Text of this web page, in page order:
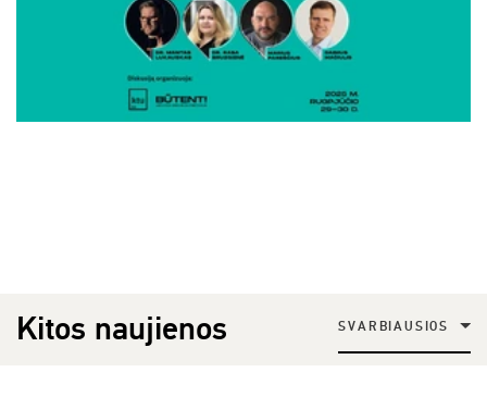
Kitos naujienos SVARBIAUSIOS